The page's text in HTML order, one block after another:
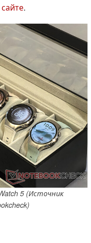
.
5 (Источник